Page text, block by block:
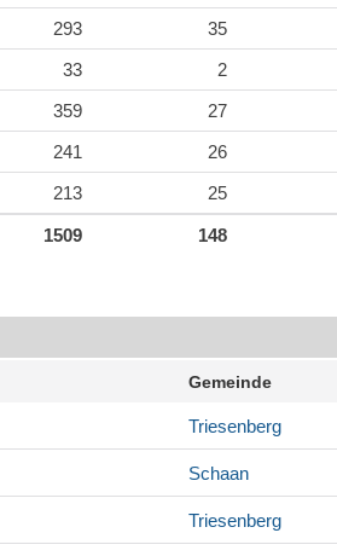
293
35
33
2
359
27
241
26
213 25
1509 148
Gemeinde
Triesenberg
Schaan
Triesenberg